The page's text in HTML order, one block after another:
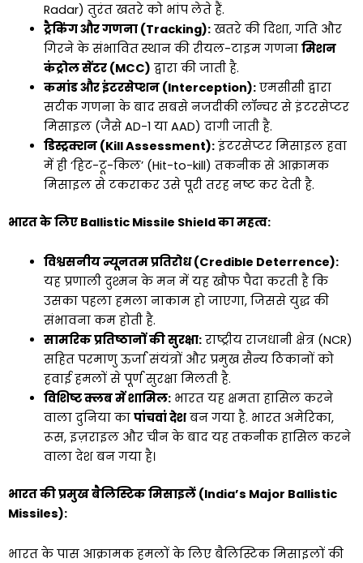
Radar) तुरंत खतरे को भांप लेते हैं.
ट्रैकिंग और गणना (Tracking):खतरे की दिशा, गति और
गिरने के संभावित स्थान की रीयल-टाइम गणना मिशन
कंट्रोल सेंटर (MCC) द्वारा की जाती है.
कमांड और इंटरसेप्शन (Interception):एमसीसी द्वारा
सटीक गणना के बाद सबसे नजदीकी लॉन्चर से इंटरसेप्टर
मिसाइल (जैसे AD-1 या AAD) दागी जाती है.
डिस्ट्रक्शन (Kill Assessment):इंटरसेप्टर मिसाइल हवा
में ही ‘हिट-टू-किल’ (Hit-to-kill) तकनीक से आक्रामक
मिसाइल से टकराकर उसे पूरी तरह नष्ट कर देती है.
भारत के लिए Ballistic Missile Shield का महत्व:
विश्वसनीय न्यूनतम प्रतिरोध (Credible Deterrence):
यह प्रणाली दुश्मन के मन में यह खौफ पैदा करती है कि
उसका पहला हमला नाकाम हो जाएगा, जिससे युद्ध की
संभावना कम होती है.
सामरिक प्रतिष्ठानों की सुरक्षा:राष्ट्रीय राजधानी क्षेत्र (NCR)
सहित परमाणु ऊर्जा संयंत्रों और प्रमुख सैन्य ठिकानों को
हवाई हमलों से पूर्ण सुरक्षा मिलती है.
विशिष्ट क्लब में शामिल:भारत यह क्षमता हासिल करने
वाला दुनिया का पांचवां देशबन गया है. भारत अमेरिका,
रूस, इज़राइल और चीन के बाद यह तकनीक हासिल करने
वाला देश बन गया है।
भारत की प्रमुख बैलिस्टिक मिसाइलें (India’s Major Ballistic
Missiles):
भारत के पास आक्रामक हमलों के लिए बैलिस्टिक मिसाइलों की